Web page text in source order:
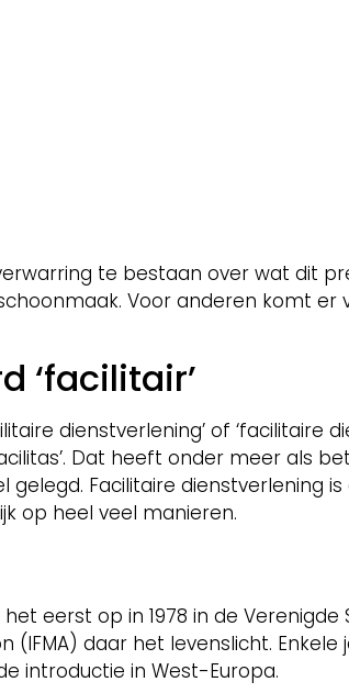
te bestaan over wat dit
Voor anderen komt er
‘facilitair’
dienstverlening’ of ‘facilitaire
Dat heeft onder meer als
gelegd. Facilitaire dienstverlening
op heel veel manieren.
eerst op in 1978 in de
(IFMA) daar het levenslicht.
introductie in West-Europa.